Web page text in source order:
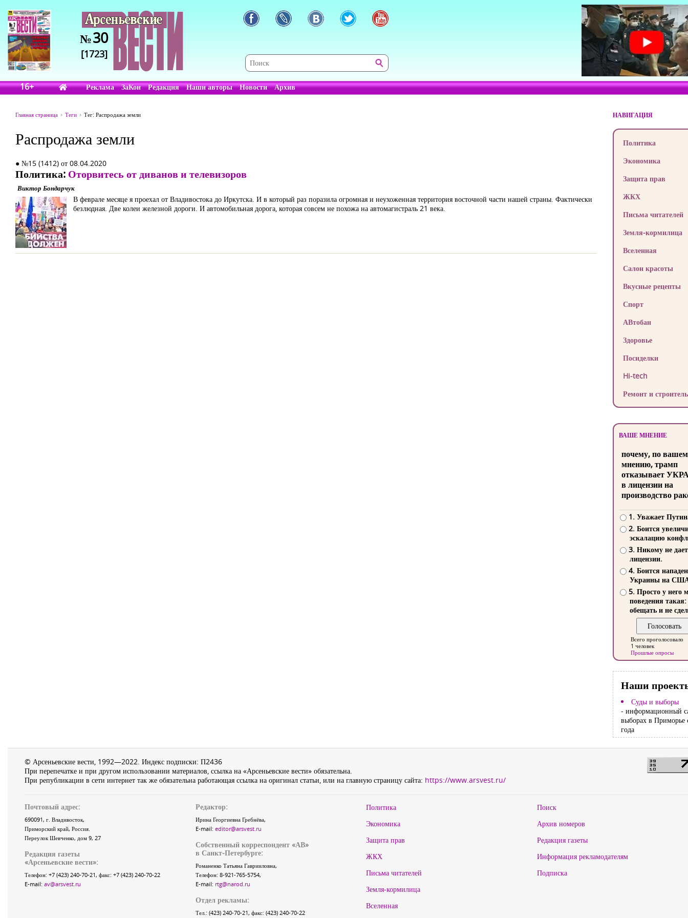
№30
[1723]
16+ Реклама ЗаКон Редакция Наши авторы Новости Архив
Главная страница Теги Тег: Распродажа земли
Распродажа земли
● №15 (1412) от 08.04.2020
Политика: Оторвитесь от диванов и телевизоров
Виктор Бондарчук
В феврале месяце я проехал от Владивостока до Иркутска. И в который раз поразила огромная и неухоженная территория восточной части нашей страны. Фактически
безлюдная. Две колеи железной дороги. И автомобильная дорога, которая совсем не похожа на автомагистраль 21 века.
НАВИГАЦИЯ
Политика
Экономика
Защита прав
ЖКХ
Письма читателей
Земля-кормилица
Вселенная
Салон красоты
Вкусные рецепты
Спорт
АВтобан
Здоровье
Посиделки
Hi-tech
Ремонт и
ВАШЕ МНЕНИЕ
почему, по
мнению, трамп
отказывает
в лицензии на
производство
1. Уважает
2. Боится
эскалацию
3. Никому не
лицензии.
4. Боится
Украины на
5. Просто у него
поведения такая:
обещать и не
Всего проголосовало
1 человек
Прошлые опросы
Наши
Суды и выборы
- информационный
выборах в Приморье
года
© Арсеньевские вести, 1992—2022. Индекс подписки: П2436
При перепечатке и при другом использовании материалов, ссылка на «Арсеньевские вести» обязательна.
При републикации в сети интернет так же обязательна работающая ссылка на оригинал статьи, или на главную страницу сайта: https://www.arsvest.ru/
Почтовый адрес:
690091, г. Владивосток,
Приморский край, Россия.
Переулок Шевченко, дом 9, 27
Редакция газеты
«Арсеньевские вести»:
Телефон: +7 (423) 240-70-21, факс: +7 (423) 240-70-22
E-mail: av@arsvest.ru
Редактор:
Ирина Георгиевна Гребнёва,
E-mail: editor@arsvest.ru
Собственный корреспондент «АВ»
в Санкт-Петербурге:
Романенко Татьяна Гаврииловна,
Телефон: 8-921-765-5754,
E-mail: rtg@narod.ru
Отдел рекламы:
Тел.: (423) 240-70-21, факс: (423) 240-70-22
Политика
Экономика
Защита прав
ЖКХ
Письма читателей
Земля-кормилица
Вселенная
Поиск
Архив номеров
Редакция газеты
Информация рекламодателям
Подписка